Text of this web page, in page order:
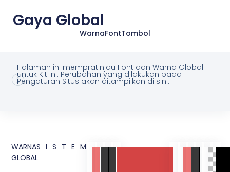
Gaya Global
WarnaFontTombol
Halaman ini mempratinjau Font dan Warna Global
untuk Kit ini. Perubahan yang dilakukan pada
Pengaturan Situs akan ditampilkan di sini.
WARNA
GLOBAL
SISTEM